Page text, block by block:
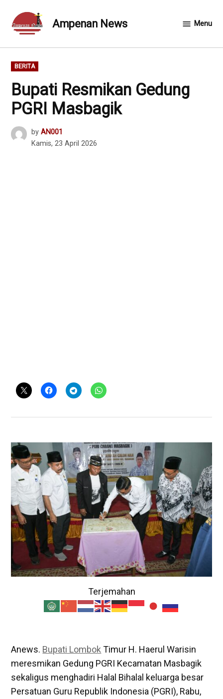
content
Ampenan News Menu
POSTED
IN
BERITA
Bupati Resmikan Gedung
PGRI Masbagik
by AN001
Kamis, 23 April 2026
Terjemahan
Anews. Bupati Lombok Timur H. Haerul Warisin
meresmikan Gedung PGRI Kecamatan Masbagik
sekaligus menghadiri Halal Bihalal keluarga besar
Persatuan Guru Republik Indonesia (PGRI), Rabu,